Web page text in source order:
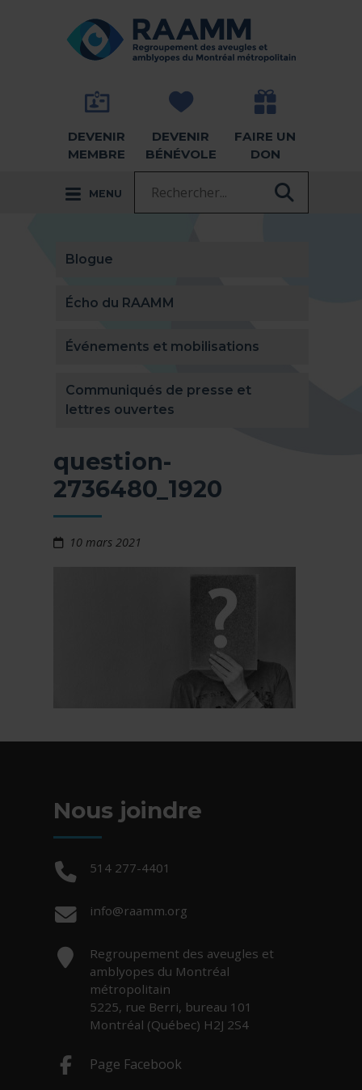
RETOUR À LA PAGE D'ACCUEIL -
DEVENIR
MEMBRE
DEVENIR
BÉNÉVOLE
FAIRE UN
DON
MENU
Blogue
Écho du RAAMM
Événements et mobilisations
Communiqués de presse et
lettres ouvertes
question-
2736480_1920
10 mars 2021
Nous joindre
Téléphone :
514 277-4401
Courriel :
info@raamm.org
Adresse :
Regroupement des aveugles et
amblyopes du Montréal
métropolitain
5225, rue Berri, bureau 101
Montréal (Québec) H2J 2S4
Page Facebook